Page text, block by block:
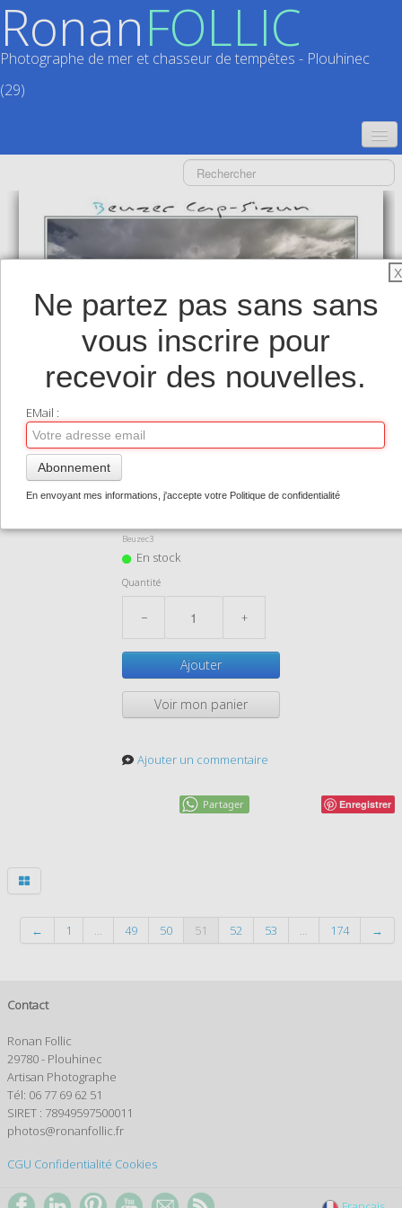
RonanFOLLIC
Photographe de mer et chasseur de tempêtes - Plouhinec
(29)
CATALOGUES
CALENDRIERS
LIVRES▼
TIRAGES SUPPORTS HAUT DE GAMME
CONTACT
0 beuzec03
Beuzec3
En stock
Quantité
− +
Ajouter
Voir mon panier
Ajouter un commentaire
Enregistrer
Partager
← 1 ... 49 50 51 52 53 ... 174 →
Contact
Ronan Follic
29780 - Plouhinec
Artisan Photographe
Tél: 06 77 69 62 51
SIRET : 78949597500011
photos@ronanfollic.fr
CGU Confidentialité Cookies
X
Ne partez pas sans sans
vous inscrire pour
recevoir des nouvelles.
EMail :
Abonnement
En envoyant mes informations, j'accepte votre Politique de confidentialité